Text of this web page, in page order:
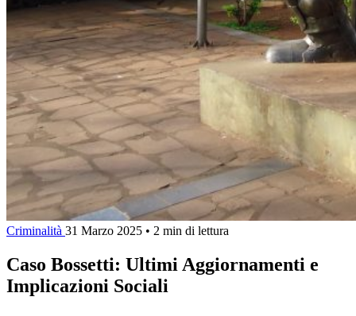
Criminalità 31 Marzo 2025 • 2 min di lettura
Caso Bossetti: Ultimi Aggiornamenti e
Implicazioni Sociali